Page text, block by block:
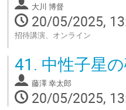
大川 博督
20/05/2025,
招待講演、オンライン
to
contribution
page
41. 中性子星
藤澤 幸太郎
20/05/2025,